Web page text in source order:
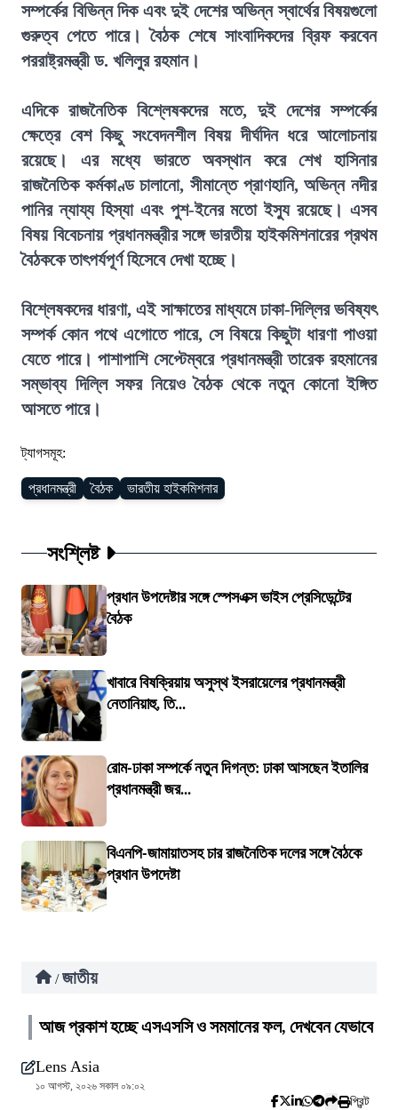
সম্পর্কের বিভিন্ন দিক এবং দুই দেশের অভিন্ন স্বার্থের বিষয়গুলো
গুরুত্ব পেতে পারে। বৈঠক শেষে সাংবাদিকদের ব্রিফ করবেন
পররাষ্ট্রমন্ত্রী ড. খলিলুর রহমান।
এদিকে রাজনৈতিক বিশ্লেষকদের মতে, দুই দেশের সম্পর্কের
ক্ষেত্রে বেশ কিছু সংবেদনশীল বিষয় দীর্ঘদিন ধরে আলোচনায়
রয়েছে। এর মধ্যে ভারতে অবস্থান করে শেখ হাসিনার
রাজনৈতিক কর্মকাণ্ড চালানো, সীমান্তে প্রাণহানি, অভিন্ন নদীর
পানির ন্যায্য হিস্যা এবং পুশ-ইনের মতো ইস্যু রয়েছে। এসব
বিষয় বিবেচনায় প্রধানমন্ত্রীর সঙ্গে ভারতীয় হাইকমিশনারের প্রথম
বৈঠককে তাৎপর্যপূর্ণ হিসেবে দেখা হচ্ছে।
বিশ্লেষকদের ধারণা, এই সাক্ষাতের মাধ্যমে ঢাকা-দিল্লির ভবিষ্যৎ
সম্পর্ক কোন পথে এগোতে পারে, সে বিষয়ে কিছুটা ধারণা পাওয়া
যেতে পারে। পাশাপাশি সেপ্টেম্বরে প্রধানমন্ত্রী তারেক রহমানের
সম্ভাব্য দিল্লি সফর নিয়েও বৈঠক থেকে নতুন কোনো ইঙ্গিত
আসতে পারে।
ট্যাগসমূহ:
প্রধানমন্ত্রী বৈঠক ভারতীয় হাইকমিশনার
সংশ্লিষ্ট
প্রধান উপদেষ্টার সঙ্গে স্পেসএক্স ভাইস প্রেসিডেন্টের
বৈঠক
খাবারে বিষক্রিয়ায় অসুস্থ ইসরায়েলের প্রধানমন্ত্রী
নেতানিয়াহু, তি...
রোম-ঢাকা সম্পর্কে নতুন দিগন্ত: ঢাকা আসছেন ইতালির
প্রধানমন্ত্রী জর...
বিএনপি-জামায়াতসহ চার রাজনৈতিক দলের সঙ্গে বৈঠকে
প্রধান উপদেষ্টা
/ জাতীয়
আজ প্রকাশ হচ্ছে এসএসসি ও সমমানের ফল, দেখবেন যেভাবে
Lens Asia
১০ আগস্ট, ২০২৬ সকাল ০৯:০২
প্রিন্ট